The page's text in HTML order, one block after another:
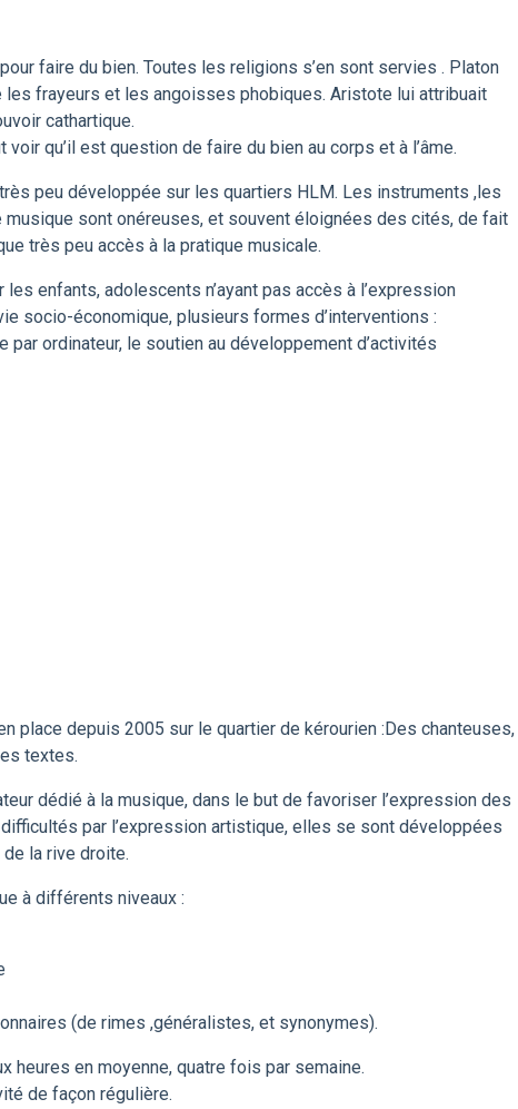
faire du bien. Toutes les religions s’en sont servies . Platon
frayeurs et les angoisses phobiques. Aristote lui attribuait
cathartique.
qu’il est question de faire du bien au corps et à l’âme.
peu développée sur les quartiers HLM. Les instruments ,les
sont onéreuses, et souvent éloignées des cités, de fait
très peu accès à la pratique musicale.
les enfants, adolescents n’ayant pas accès à l’expression
socio-économique, plusieurs formes d’interventions :
ordinateur, le soutien au développement d’activités
place depuis 2005 sur le quartier de kérourien :Des chanteuses,
textes.
dédié à la musique, dans le but de favoriser l’expression des
par l’expression artistique, elles se sont développées
la rive droite.
à différents niveaux :
(de rimes ,généralistes, et synonymes).
heures en moyenne, quatre fois par semaine.
de façon régulière.